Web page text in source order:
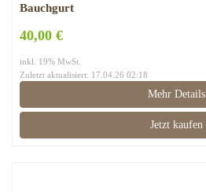
Bauchgurt
40,00 €
inkl. 19% MwSt.
Zuletzt aktualisiert: 17.04.26 02:18
Mehr Details
Jetzt kaufen